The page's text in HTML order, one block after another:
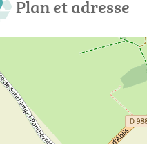
Plan et adresse